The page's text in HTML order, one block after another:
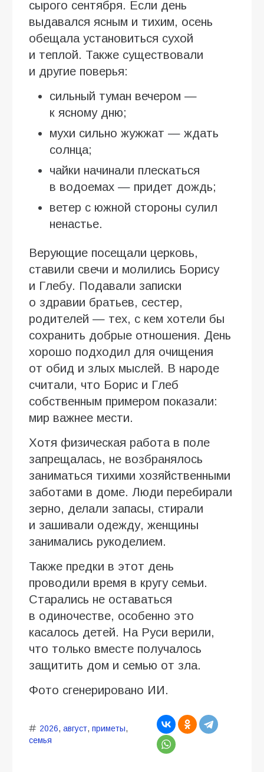
сырого сентября. Если день
выдавался ясным и тихим, осень
обещала установиться сухой
и теплой. Также существовали
и другие поверья:
сильный туман вечером —
к ясному дню;
мухи сильно жужжат — ждать
солнца;
чайки начинали плескаться
в водоемах — придет дождь;
ветер с южной стороны сулил
ненастье.
Верующие посещали церковь,
ставили свечи и молились Борису
и Глебу. Подавали записки
о здравии братьев, сестер,
родителей — тех, с кем хотели бы
сохранить добрые отношения. День
хорошо подходил для очищения
от обид и злых мыслей. В народе
считали, что Борис и Глеб
собственным примером показали:
мир важнее мести.
Хотя физическая работа в поле
запрещалась, не возбранялось
заниматься тихими хозяйственными
заботами в доме. Люди перебирали
зерно, делали запасы, стирали
и зашивали одежду, женщины
занимались рукоделием.
Также предки в этот день
проводили время в кругу семьи.
Старались не оставаться
в одиночестве, особенно это
касалось детей. На Руси верили,
что только вместе получалось
защитить дом и семью от зла.
Фото сгенерировано ИИ.
2026, август, приметы,
семья